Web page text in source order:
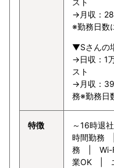
→月収：
※勤務日数
▼Sさんの
→日収：1
スト
→月収：
務※勤務日
特徴
～16時
時間勤務
務 | Wi-
業OK |